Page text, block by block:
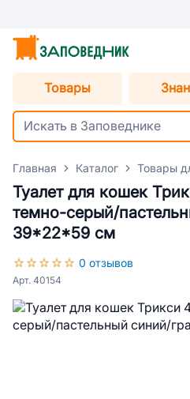
Товары
Главная Каталог Товары
Туалет для кошек
темно-серый/
39*22*59 см
0 отзывов
Арт. 40154